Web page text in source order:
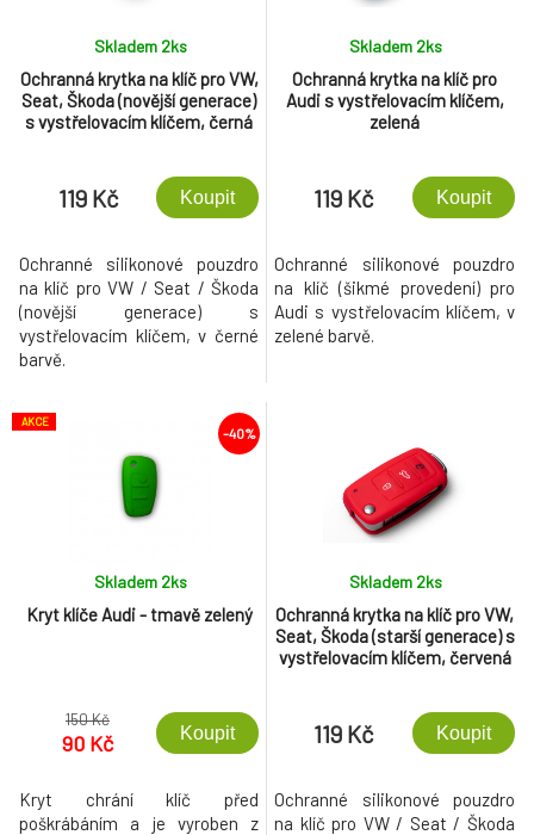
Ochranná krytka na klíč pro VW,
Seat, Škoda (novější generace)
s vystřelovacím klíčem, černá
Skladem 2ks
119 Kč Koupit
Ochranné silikonové pouzdro
na klíč pro VW / Seat / Škoda
(novější generace) s
vystřelovacím klíčem, v černé
barvě.
Ochranná krytka na klíč pro
Audi s vystřelovacím klíčem,
zelená
Skladem 2ks
119 Kč Koupit
Ochranné silikonové pouzdro
na klíč (šikmé provedení) pro
Audi s vystřelovacím klíčem, v
zelené barvě.
AKCE
-40%
Kryt klíče Audi - tmavě zelený
Skladem 2ks
150 Kč
90 Kč Koupit
Kryt chrání klíč před
poškrábáním a je vyroben z
Ochranná krytka na klíč pro VW,
Seat, Škoda (starší generace) s
vystřelovacím klíčem, červená
Skladem 2ks
119 Kč Koupit
Ochranné silikonové pouzdro
na klíč pro VW / Seat / Škoda